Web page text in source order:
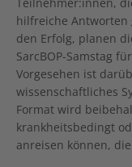
hilfreiche
den Erfolg, planen
SarcBOP-Samstag
Vorgesehen ist
wissenschaftliches
Format wird
krankheitsbedingt
anreisen können,